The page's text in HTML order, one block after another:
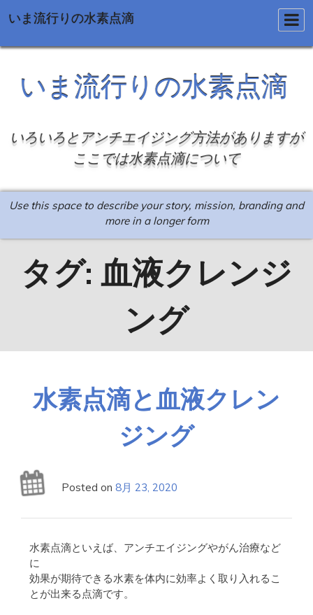
Skip
content
いま流行りの水素点滴
いま流行りの水素点滴
いろいろとアンチエイジング方法がありますが
ここでは水素点滴について
Use this space to describe your story, mission, branding and
more in a longer form
タグ: 血液クレンジ
ング
水素点滴と血液クレン
ジング
Posted on 8月 23, 2020
水素点滴といえば、アンチエイジングやがん治療など
に
効果が期待できる水素を体内に効率よく取り入れるこ
とが出来る点滴です。